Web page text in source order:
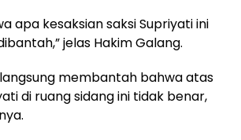
apa kesaksian saksi Supriyati ini
jelas Hakim Galang.
membantah bahwa atas
di ruang sidang ini tidak benar,